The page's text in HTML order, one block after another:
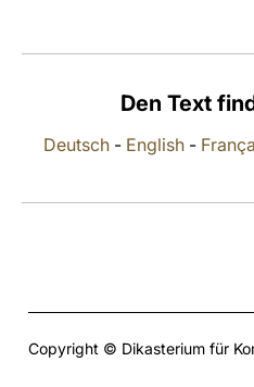
Den Text
Deutsch - English -
Copyright © Dikasterium für